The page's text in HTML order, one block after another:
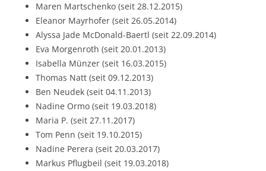
Maren Martschenko (seit 28.12.2015)
Eleanor Mayrhofer (seit 26.05.2014)
Alyssa Jade McDonald-Baertl (seit 22.09.2014)
Eva Morgenroth (seit 20.01.2013)
Isabella Münzer (seit 16.03.2015)
Thomas Natt (seit 09.12.2013)
Ben Neudek (seit 04.11.2013)
Nadine Ormo (seit 19.03.2018)
Maria P. (seit 27.11.2017)
Tom Penn (seit 19.10.2015)
Nadine Perera (seit 20.03.2017)
Markus Pflugbeil (seit 19.03.2018)